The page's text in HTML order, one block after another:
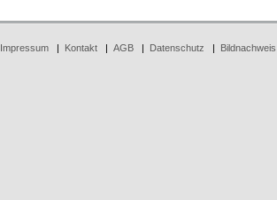
Impressum| Kontakt| AGB| Datenschutz | Bildnachweis